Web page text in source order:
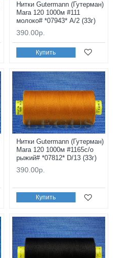
Нитки Gutermann (Гутерман)
Mara 120 1000м #111
молоко# *07943* A/2 (33г)
390.00р.
Купить
Нитки Gutermann (Гутерман)
Mara 120 1000м #1165с/о
рыжий# *07812* D/13 (33г)
390.00р.
Купить